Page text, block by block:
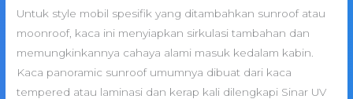
Untuk style mobil spesifik yang ditambahkan sunroof atau
moonroof, kaca ini menyiapkan sirkulasi tambahan dan
memungkinkannya cahaya alami masuk kedalam kabin.
Kaca panoramic sunroof umumnya dibuat dari kaca
tempered atau laminasi dan kerap kali dilengkapi Sinar UV